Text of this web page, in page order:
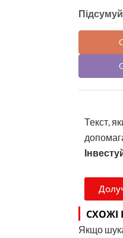
Текст,
Якщо